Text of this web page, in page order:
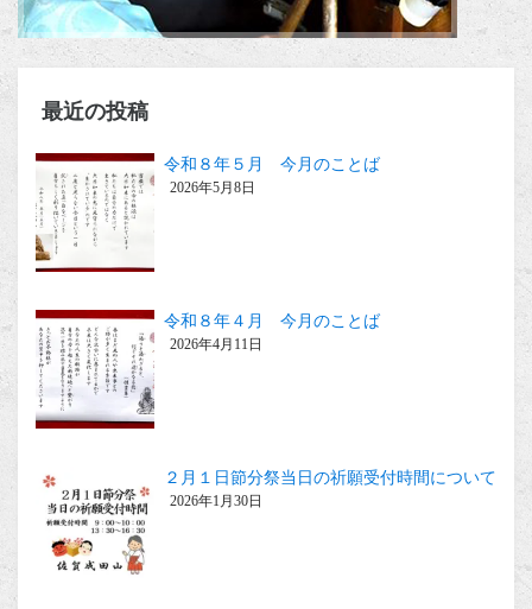
最近の投稿
令和８年５月 今月のことば
2026年5月8日
令和８年４月 今月のことば
2026年4月11日
２月１日節分祭当日の祈願受付時間について
2026年1月30日